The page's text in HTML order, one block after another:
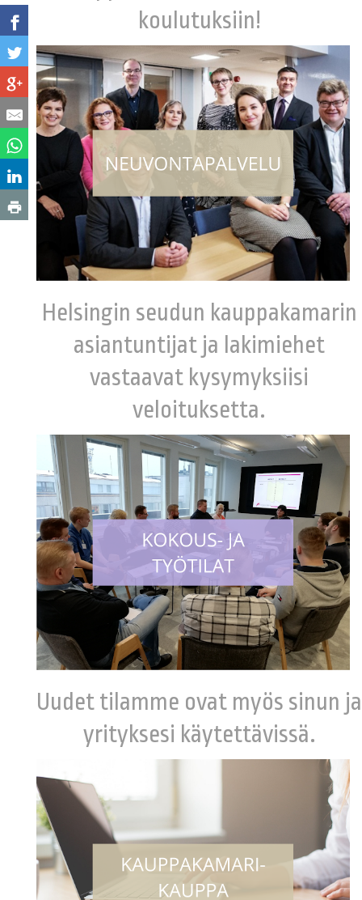
koulutuksiin!
Helsingin seudun kauppakamarin
asiantuntijat ja lakimiehet
vastaavat kysymyksiisi
veloituksetta.
Uudet tilamme ovat myös sinun ja
yrityksesi käytettävissä.